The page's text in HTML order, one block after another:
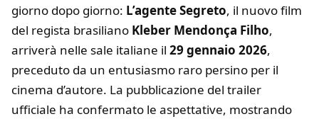
giorno dopo giorno: L’agente Segreto, il nuovo film
del regista brasiliano Kleber Mendonça Filho,
arriverà nelle sale italiane il 29 gennaio 2026,
preceduto da un entusiasmo raro persino per il
cinema d’autore. La pubblicazione del trailer
ufficiale ha confermato le aspettative, mostrando